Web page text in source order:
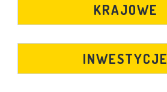
KRAJOWE
INWESTYCJE